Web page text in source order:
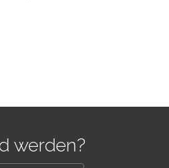
werden?